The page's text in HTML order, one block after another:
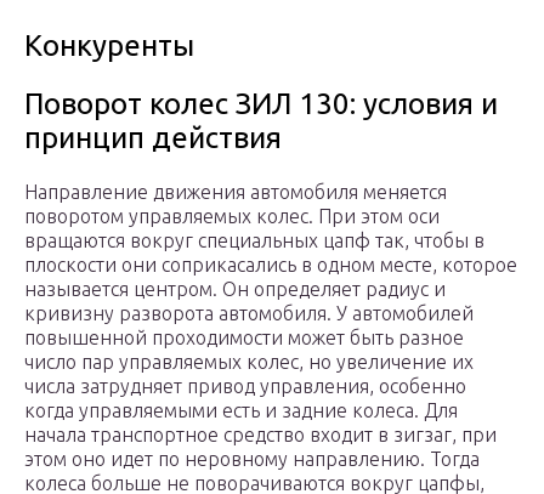
Конкуренты
Поворот колес ЗИЛ 130: условия и
принцип действия
Направление движения автомобиля меняется
поворотом управляемых колес. При этом оси
вращаются вокруг специальных цапф так, чтобы в
плоскости они соприкасались в одном месте, которое
называется центром. Он определяет радиус и
кривизну разворота автомобиля. У автомобилей
повышенной проходимости может быть разное
число пар управляемых колес, но увеличение их
числа затрудняет привод управления, особенно
когда управляемыми есть и задние колеса. Для
начала транспортное средство входит в зигзаг, при
этом оно идет по неровному направлению. Тогда
колеса больше не поворачиваются вокруг цапфы,